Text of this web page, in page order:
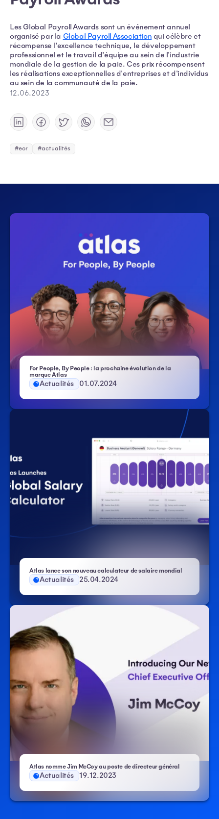
12.06.2023
#eor #actualités
Les Global Payroll Awards sont un événement annuel
organisé par la Global Payroll Association qui célèbre et
récompense l'excellence technique, le développement
professionnel et le travail d'équipe au sein de l'industrie
mondiale de la gestion de la paie. Ces prix récompensent
les réalisations exceptionnelles d'entreprises et d'individus
au sein de la communauté de la paie.
For People, By People : la prochaine évolution de la
marque Atlas
Actualités 01.07.2024
Atlas lance son nouveau calculateur de salaire mondial
Actualités 25.04.2024
Atlas nomme Jim McCoy au poste de directeur général
Actualités 19.12.2023